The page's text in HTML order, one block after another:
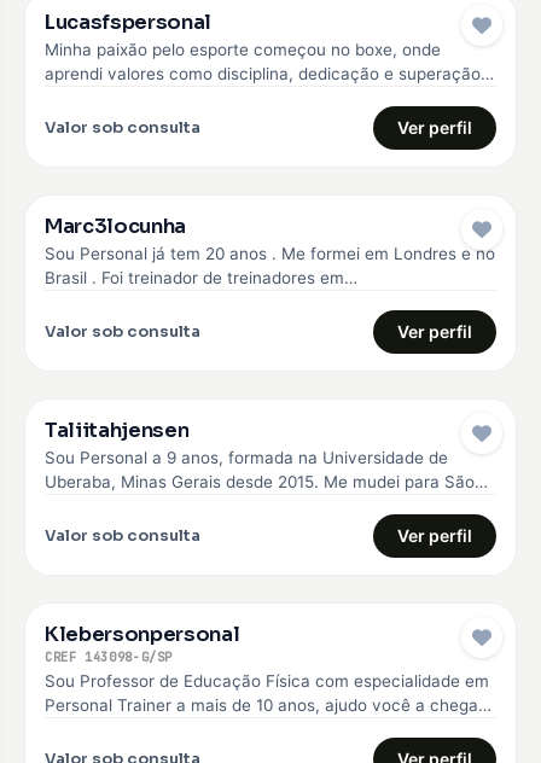
Lucasfspersonal
Minha paixão pelo esporte começou no boxe, onde
aprendi valores como disciplina, dedicação e superação.
Valor sob consulta Ver perfil
Marc3locunha
Sou Personal já tem 20 anos . Me formei em Londres e no
Brasil . Foi treinador de treinadores em…
Valor sob consulta Ver perfil
Taliitahjensen
Sou Personal a 9 anos, formada na Universidade de
Uberaba, Minas Gerais desde 2015. Me mudei para São
Valor sob consulta Ver perfil
Klebersonpersonal
CREF 143098-G/SP
Sou Professor de Educação Física com especialidade em
Personal Trainer a mais de 10 anos, ajudo você a chegar
Valor sob consulta Ver perfil